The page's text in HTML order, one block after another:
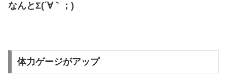
なんとΣ(´∀｀；)
体力ゲージがアップ